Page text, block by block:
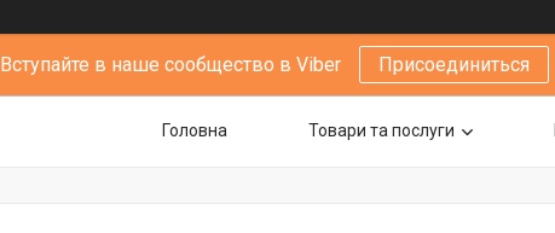
Вступайте в наше сообщество в Viber Присоединиться
Головна Товари та послуги